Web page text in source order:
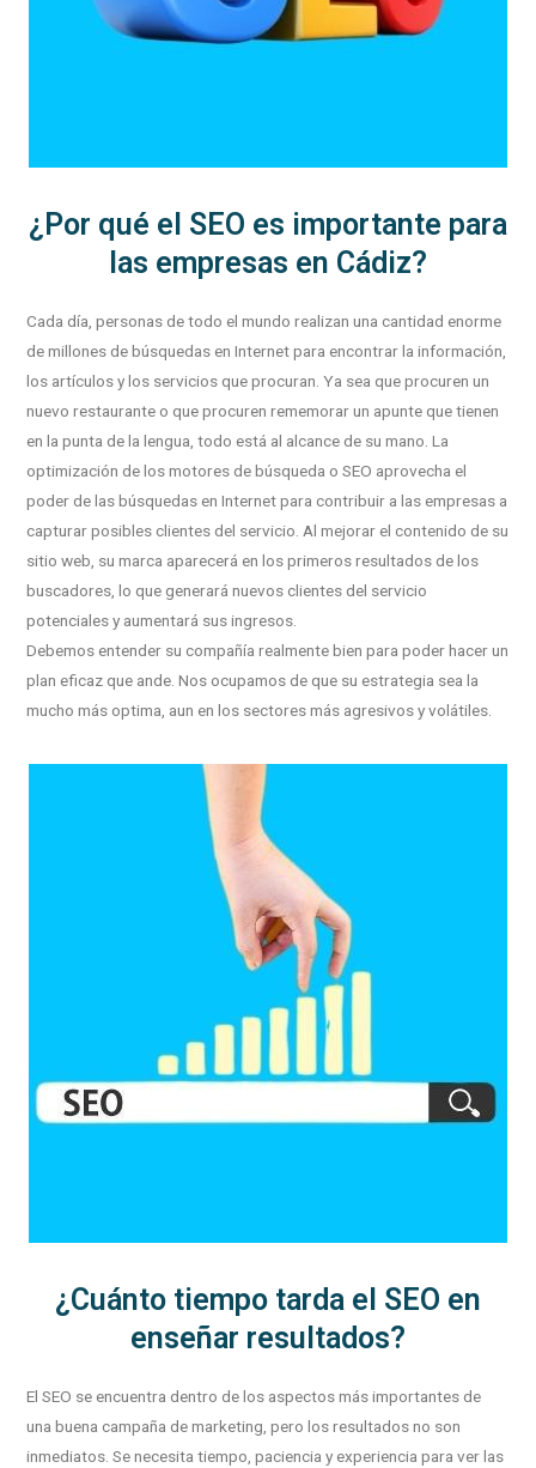
¿Por qué el SEO es importante para
las empresas en Cádiz?
Cada día, personas de todo el mundo realizan una cantidad enorme
de millones de búsquedas en Internet para encontrar la información,
los artículos y los servicios que procuran. Ya sea que procuren un
nuevo restaurante o que procuren rememorar un apunte que tienen
en la punta de la lengua, todo está al alcance de su mano. La
optimización de los motores de búsqueda o SEO aprovecha el
poder de las búsquedas en Internet para contribuir a las empresas a
capturar posibles clientes del servicio. Al mejorar el contenido de su
sitio web, su marca aparecerá en los primeros resultados de los
buscadores, lo que generará nuevos clientes del servicio
potenciales y aumentará sus ingresos.
Debemos entender su compañía realmente bien para poder hacer un
plan eficaz que ande. Nos ocupamos de que su estrategia sea la
mucho más optima, aun en los sectores más agresivos y volátiles.
¿Cuánto tiempo tarda el SEO en
enseñar resultados?
El SEO se encuentra dentro de los aspectos más importantes de
una buena campaña de marketing, pero los resultados no son
inmediatos. Se necesita tiempo, paciencia y experiencia para ver las